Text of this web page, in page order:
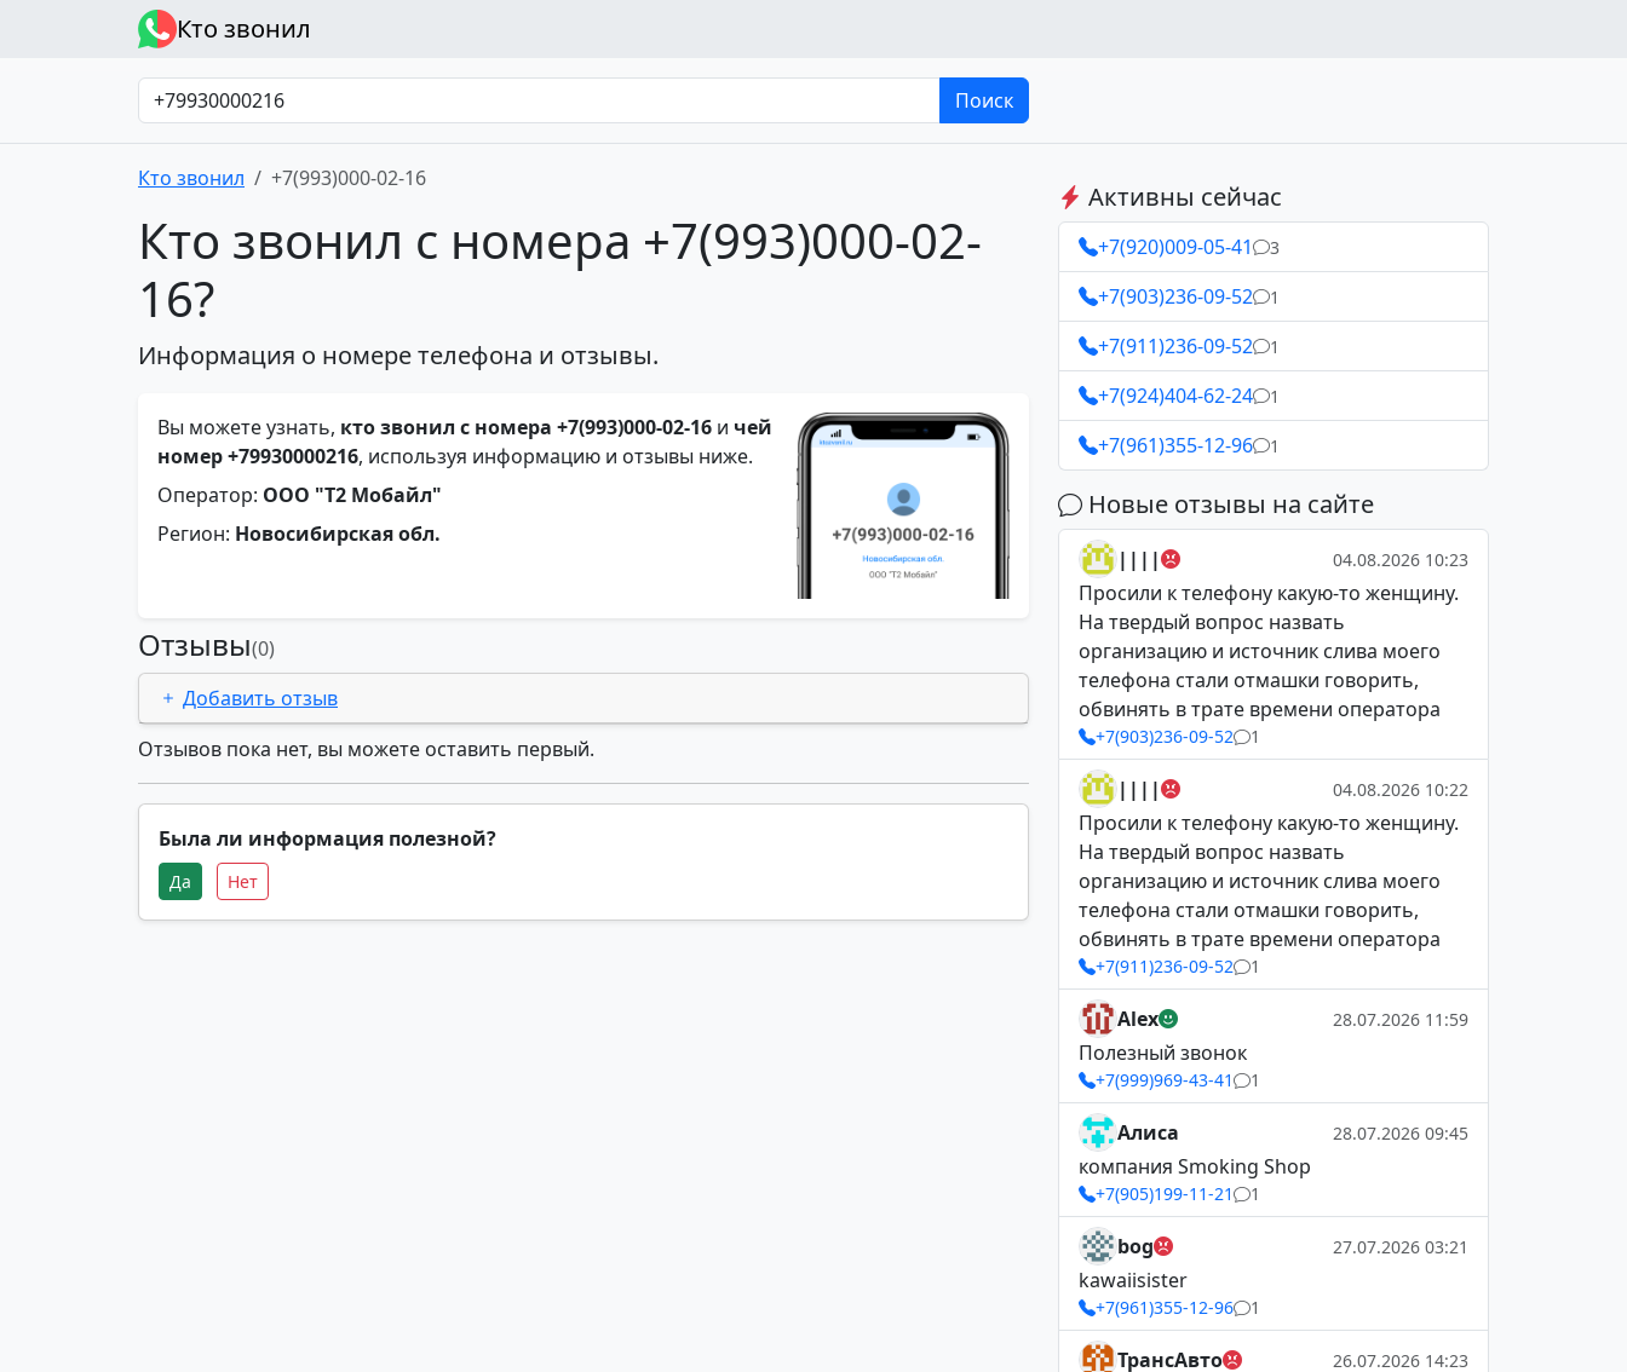
Кто звонил
Поиск
Кто звонил +7(993)000-02-16
Кто звонил с номера +7(993)000-02-
16?
Информация о номере телефона и отзывы.
Вы можете узнать, кто звонил с номера +7(993)000-02-16 и чей
номер +79930000216, используя информацию и отзывы ниже.
Оператор: ООО "Т2 Мобайл"
Регион: Новосибирская обл.
Отзывы(0)
Добавить отзыв
Отзывов пока нет, вы можете оставить первый.
Была ли информация полезной?
Да Нет
Активны сейчас
+7(920)009-05-41 3
+7(903)236-09-52 1
+7(911)236-09-52 1
+7(924)404-62-24 1
+7(961)355-12-96 1
Новые отзывы на сайте
|||| 04.08.2026 10:23
Просили к телефону какую-то женщину.
На твердый вопрос назвать
организацию и источник слива моего
телефона стали отмашки говорить,
обвинять в трате времени оператора
+7(903)236-09-52 1
|||| 04.08.2026 10:22
Просили к телефону какую-то женщину.
На твердый вопрос назвать
организацию и источник слива моего
телефона стали отмашки говорить,
обвинять в трате времени оператора
+7(911)236-09-52 1
Alex 28.07.2026 11:59
Полезный звонок
+7(999)969-43-41 1
Алиса 28.07.2026 09:45
компания Smoking Shop
+7(905)199-11-21 1
bog 27.07.2026 03:21
kawaiisister
+7(961)355-12-96 1
ТрансАвто 26.07.2026 14:23